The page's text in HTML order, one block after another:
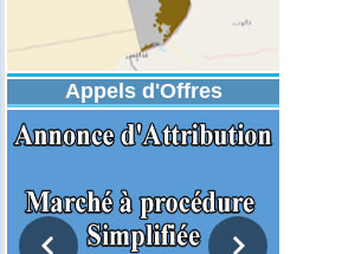
Appels d'Offres